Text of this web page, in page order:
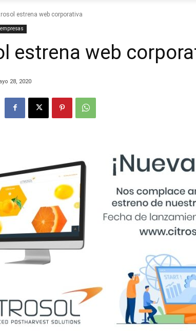
estrena web corporativa
estrena web
28, 2020